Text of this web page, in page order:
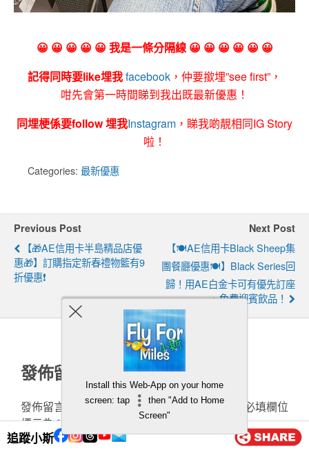
追蹤小斯
😀 😀 😀 😀 😀 我是一條分隔線 😀 😀 😀 😀 😀 😀
記得同時要like埋我facebook ，仲要撳埋”see first”，
咁先會第一時間睇到我出既最新優惠！
同埋梗係要follow 埋我Instagram ，睇我啲靚相同IG Story
啦！
Categories: 最新優惠
Previous Post
【🎁AE信用卡半島精品店優
惠🎁】訂購指定新春禮物籃有9
折優惠❗
Next Post
【🍽️AE信用卡Black Sheep集
團餐廳優惠🍽️】Black Series回
歸！用AE白金卡可有優先訂座
+ 免費迎賓飲品！
發佈留言
發佈留言必須填寫的電子郵件地址不會公開。
必填欄位
標示為*
Install this Web-App on your home
screen: tap
then "Add to Home
Screen"